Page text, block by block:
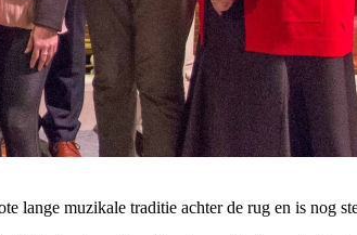
lange muzikale traditie achter de rug en is nog